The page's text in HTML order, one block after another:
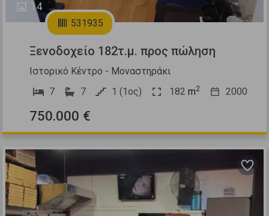
14
531935
Ξενοδοχείο 182τ.μ. προς πώληση
Ιστορικό Κέντρο - Μοναστηράκι
7
7 1 (1ος) 182 m2 2000
750.000 €